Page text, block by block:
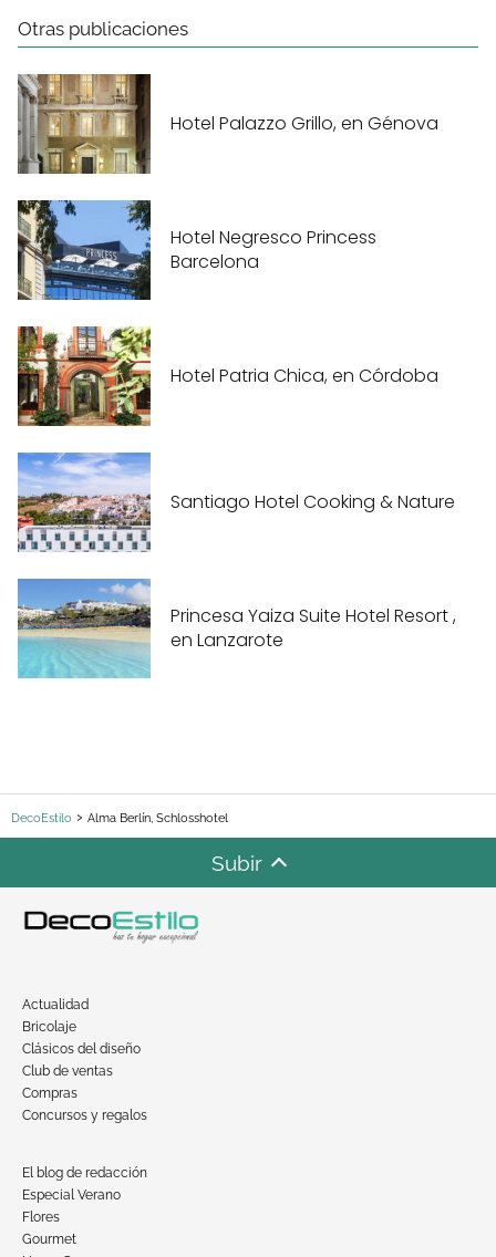
Otras publicaciones
Hotel Palazzo Grillo, en Génova
Hotel Negresco Princess
Barcelona
Hotel Patria Chica, en Córdoba
Santiago Hotel Cooking & Nature
Princesa Yaiza Suite Hotel Resort ,
en Lanzarote
DecoEstilo Alma Berlín, Schlosshotel
Subir
Actualidad
Bricolaje
Clásicos del diseño
Club de ventas
Compras
Concursos y regalos
El blog de redacción
Especial Verano
Flores
Gourmet